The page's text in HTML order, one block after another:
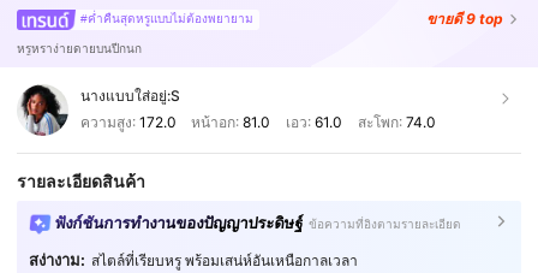
#ค่ำคืนสุดหรูแบบไม่ต้องพยายาม ขายดี9 top
หรูหราง่ายดายบนปีกนก
นางแบบใส่อยู่:S
ความสูง: 172.0 หน้าอก:81.0 เอว: 61.0 สะโพก: 74.0
รายละเอียดสินค้า
ฟังก์ชันการทำงานของปัญญาประดิษฐ์ ข้อความที่อิงตามรายละเอียด
สง่างาม: สไตล์ที่เรียบหรู พร้อมเสน่ห์อันเหนือกาลเวลา